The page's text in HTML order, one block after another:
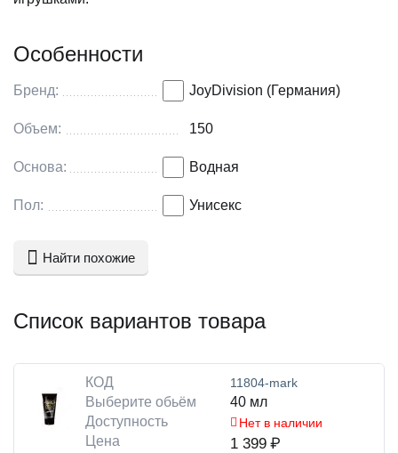
Особенности
Бренд: JoyDivision (Германия)
Объем: 150
Основа: Водная
Пол: Унисекс
Найти похожие
Список вариантов товара
КОД 11804-mark
Выберите обьём
40 мл
Доступность
Нет в наличии
Цена 1 399 ₽